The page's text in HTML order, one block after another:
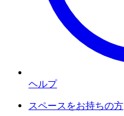
ヘルプ
スペースをお持ちの方